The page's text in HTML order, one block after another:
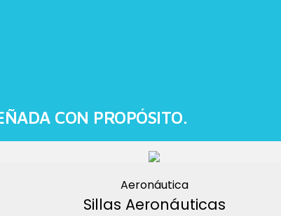
CON PROPÓSITO.
Aeronáutica
Sillas Aeronáuticas